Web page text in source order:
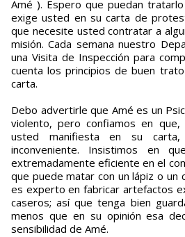
Amé ). Espero que puedan
exige usted en su carta de
que necesite usted contratar a
misión. Cada semana nuestro
una Visita de Inspección para
cuenta los principios de buen
carta.
Debo advertirle que Amé es un
violento, pero confiamos en que,
usted manifiesta en su
inconveniente. Insistimos en
extremadamente eficiente en el
que puede matar con un lápiz o un
es experto en fabricar artefactos
caseros; así que tenga bien
menos que en su opinión esa
sensibilidad de Amé.